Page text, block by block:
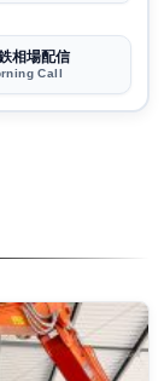
相場配信
Call